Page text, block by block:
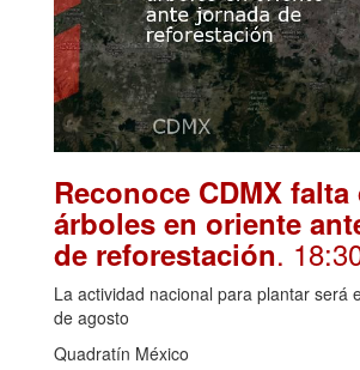
Reconoce CDMX falta
árboles en oriente
de reforestación.
La actividad nacional para plantar será
de agosto
Quadratín México